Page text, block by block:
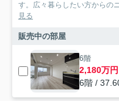
す。広々暮らしたい方からの
見る
販売中の部屋
6階
2,180万円
6階 /